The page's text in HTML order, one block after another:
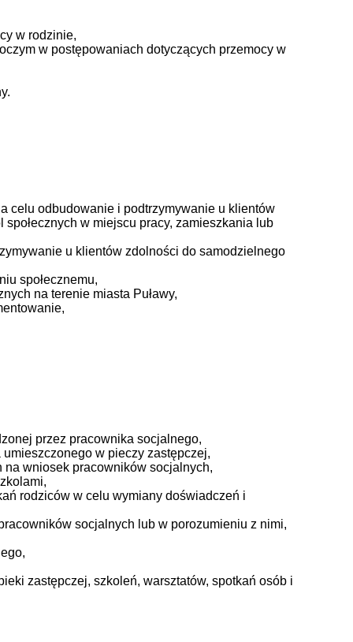
w rodzinie,
w postępowaniach dotyczących przemocy w
celu odbudowanie i podtrzymywanie u klientów
w miejscu pracy, zamieszkania lub
u klientów zdolności do samodzielnego
społecznemu,
na terenie miasta Puławy,
przez pracownika socjalnego,
w pieczy zastępczej,
wniosek pracowników socjalnych,
rodziców w celu wymiany doświadczeń i
socjalnych lub w porozumieniu z nimi,
zastępczej, szkoleń, warsztatów, spotkań osób i